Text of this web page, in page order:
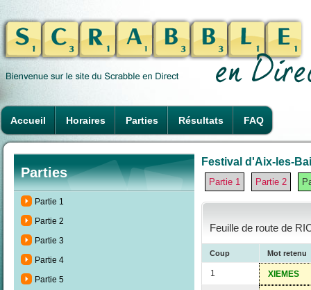
Accueil Horaires Parties Résultats FAQ
Parties
Partie 1
Partie 2
Partie 3
Partie 4
Partie 5
Festival d'Aix-les-
Partie 1 Partie 2
Feuille de route de
Coup Mot retenu
1 XIEMES